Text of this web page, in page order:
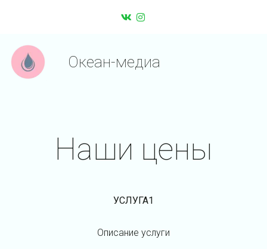
Океан-медиа
Наши цены
УСЛУГА1
Описание услуги